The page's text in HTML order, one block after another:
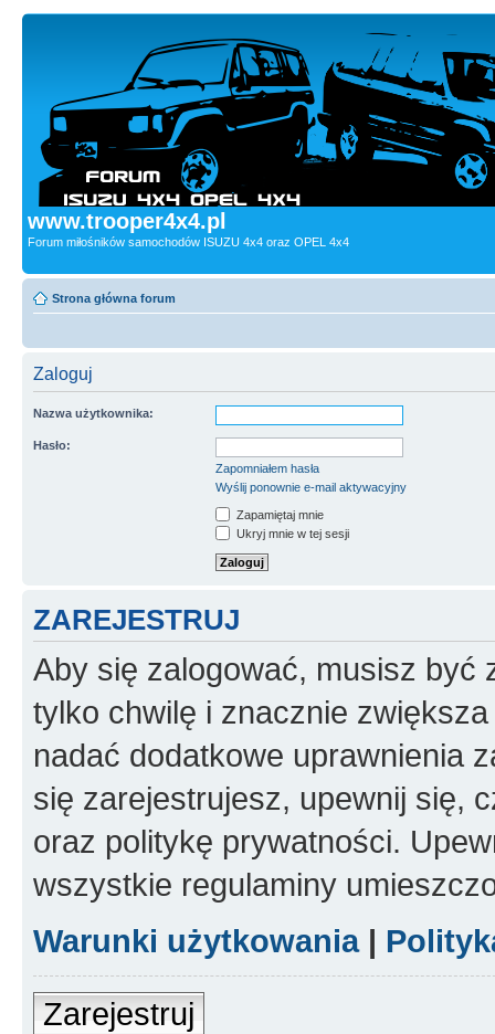
www.trooper4x4.pl
Forum miłośników samochodów ISUZU 4x4 oraz OPEL 4x4
Strona główna forum
Zaloguj
Nazwa użytkownika:
Hasło:
Zapomniałem hasła
Wyślij ponownie e-mail aktywacyjny
Zapamiętaj mnie
Ukryj mnie w tej sesji
ZAREJESTRUJ
Aby się zalogować, musisz być
tylko chwilę i znacznie
nadać dodatkowe uprawnienia
się zarejestrujesz, upewnij się,
oraz politykę prywatności.
wszystkie regulaminy
Warunki użytkowania|
Zarejestruj